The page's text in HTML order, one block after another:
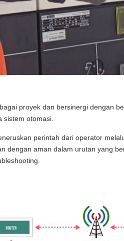
proyek dan bersinergi dengan
otomasi.
perintah dari operator
dengan aman dalam urutan yang